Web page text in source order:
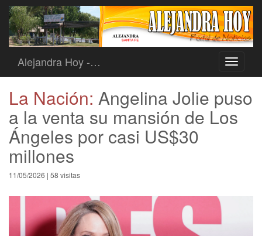
Toggle
Alejandra Hoy -…
La Nación: Angelina Jolie puso
a la venta su mansión de Los
Ángeles por casi US$30
millones
11/05/2026 | 58 visitas